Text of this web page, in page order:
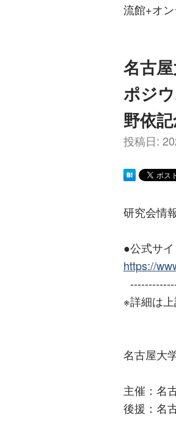
流館+オン
名古
ポジ
野依
投稿日:
研究会情
●公式サ
https://
※詳細は
名古屋大
主催：名
後援：名